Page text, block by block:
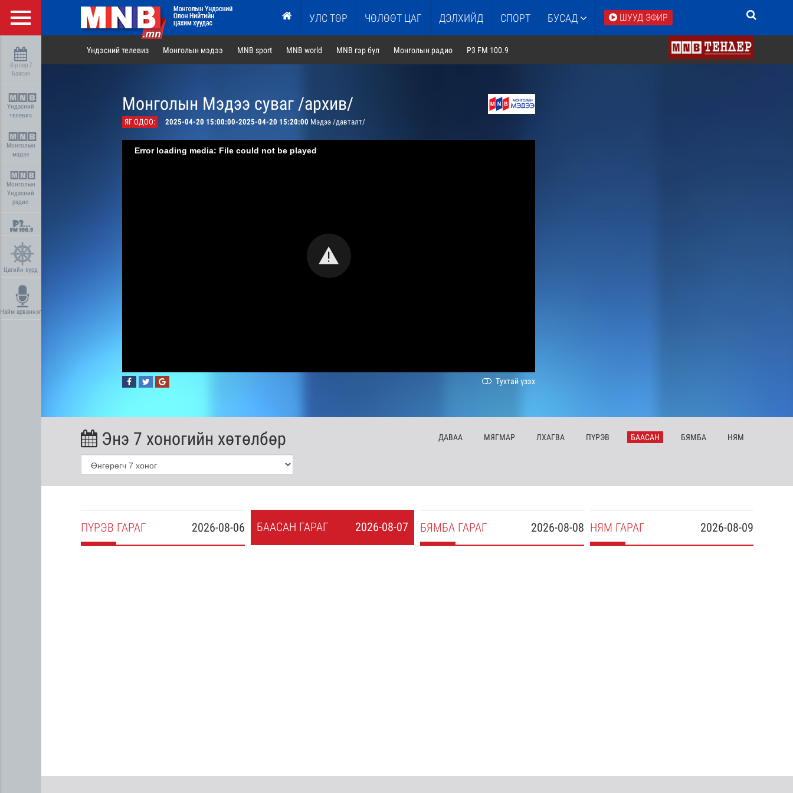
УЛС ТӨР ЧӨЛӨӨТ ЦАГ ДЭЛХИЙД СПОРТ БУСАД ШУУД ЭФИР
8-р сар 7
Баасан
Үндэсний
телевиз
Монголын
мэдээ
Монголын
Үндэсний
радио
Цагийн хүрд
Найм арваннэг
Үндэсний телевиз Монголын мэдээ MNB sport MNB world MNB гэр бүл Монголын радио P3 FM 100.9
Монголын Мэдээ суваг /архив/
ЯГ ОДОО: 2025-04-20 15:00:00-2025-04-20 15:20:00 Мэдээ /давталт/
Error loading media: File could not be played
Тухтай үзэх
Энэ 7 хоногийн хөтөлбөр ДАВАА МЯГМАР ЛХАГВА ПҮРЭВ БААСАН БЯМБА НЯМ
2026-08-06
ПҮРЭВ ГАРАГ 2026-08-07
БААСАН ГАРАГ 2026-08-08
БЯМБА ГАРАГ 2026-08-09
НЯМ ГАРАГ